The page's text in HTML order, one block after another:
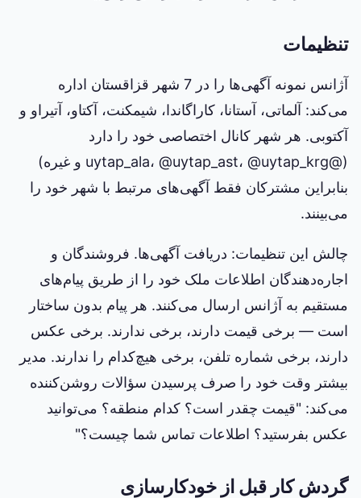
تنظیمات
آژانس نمونه آگهی‌ها را در 7 شهر قزاقستان اداره
می‌کند: آلماتی، آستانا، کاراگاندا، شیمکنت، آکتاو، آتیراو و
آکتوبی. هر شهر کانال اختصاصی خود را دارد
(@uytap_ala، @uytap_ast، @uytap_krg و غیره)
بنابراین مشترکان فقط آگهی‌های مرتبط با شهر خود را
می‌بینند.
چالش این تنظیمات: دریافت آگهی‌ها. فروشندگان و
اجاره‌دهندگان اطلاعات ملک خود را از طریق پیام‌های
مستقیم به آژانس ارسال می‌کنند. هر پیام بدون ساختار
است — برخی قیمت دارند، برخی ندارند. برخی عکس
دارند، برخی شماره تلفن، برخی هیچ‌کدام را ندارند. مدیر
بیشتر وقت خود را صرف پرسیدن سؤالات روشن‌کننده
می‌کند: "قیمت چقدر است؟ کدام منطقه؟ می‌توانید
عکس بفرستید؟ اطلاعات تماس شما چیست؟"
گردش کار قبل از خودکارسازی